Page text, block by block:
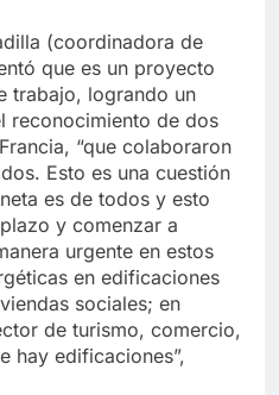
(coordinadora de
que es un proyecto
trabajo, logrando un
reconocimiento de dos
“que colaboraron
Esto es una cuestión
es de todos y esto
y comenzar a
urgente en estos
en edificaciones
sociales; en
de turismo, comercio,
hay edificaciones”,